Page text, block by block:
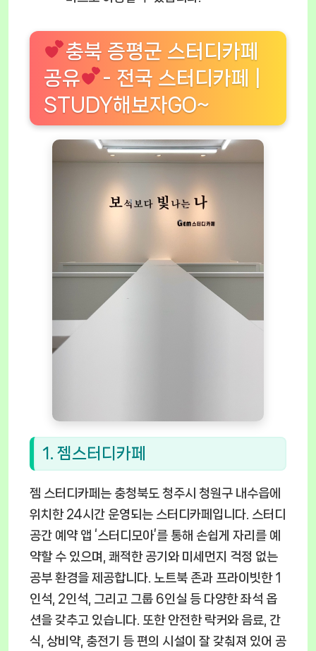
충북 증평군 스터디카페
공유
- 전국 스터디카페 |
STUDY해보자GO~
1. 젬스터디카페
젬 스터디카페는 충청북도 청주시 청원구 내수읍에
위치한 24시간 운영되는 스터디카페입니다. 스터디
공간 예약 앱 ‘스터디모아’를 통해 손쉽게 자리를 예
약할 수 있으며, 쾌적한 공기와 미세먼지 걱정 없는
공부 환경을 제공합니다. 노트북 존과 프라이빗한 1
인석, 2인석, 그리고 그룹 6인실 등 다양한 좌석 옵
션을 갖추고 있습니다. 또한 안전한 락커와 음료, 간
식, 상비약, 충전기 등 편의 시설이 잘 갖춰져 있어 공